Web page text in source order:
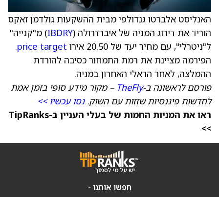
האנליסט אלברטו גנדולפי מבית ההשקעות גולדמן זאקס
הוריד את דירוג המניה של איברדרולה (IBDRY) מ"קנייה"
ל"ניטרלי", עם מחיר יעד של 20.50 אירו
price target
.
הפירמה מציינת את רמת התמחור כסיבה להורדת
ההמלצה, לאחר הראלי האחרון במניה.
פורסם לראשונה ב-TheFly – מקור מידע סופי בזמן אמת
לחדשות פיננסיות שזזות עם השוק.נסו עכשיו >>
ראו את המניות החמות של בעלי העניין ב-TipRanks
>>
חפשו אותנו -